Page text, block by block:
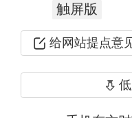
亿冲进前50。
不容小觑，财
涨近一半，达
触屏版
给网站提点意